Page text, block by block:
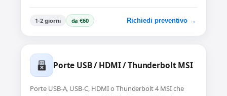
1-2 giorni da €60 Richiedi preventivo →
Porte USB / HDMI / Thunderbolt MSI
Porte USB-A, USB-C, HDMI o Thunderbolt 4 MSI che